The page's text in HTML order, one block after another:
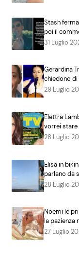
Stash
poi il
31 Luglio
Gerardina
chiedono
29 Luglio
Elettra
vorrei stare
28 Luglio
Elisa in
parlano da
28 Luglio
Noemi le
la pazienza
27 Luglio